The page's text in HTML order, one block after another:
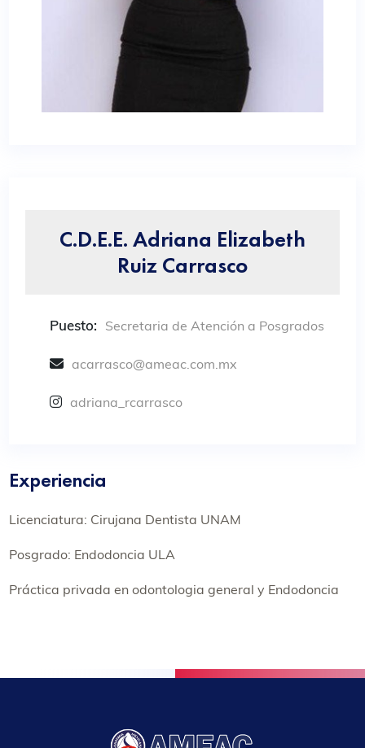
C.D.E.E. Adriana Elizabeth
Ruiz Carrasco
Puesto: Secretaria de Atención a Posgrados
acarrasco@ameac.com.mx
adriana_rcarrasco
Experiencia
Licenciatura: Cirujana Dentista UNAM
Posgrado: Endodoncia ULA
Práctica privada en odontologia general y Endodoncia